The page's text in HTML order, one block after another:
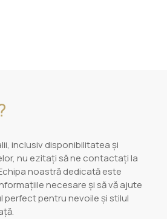
inclusiv disponibilitatea și
nu ezitați să ne contactați la
Echipa noastră dedicată este
necesare și să vă ajute
perfect pentru nevoile și stilul